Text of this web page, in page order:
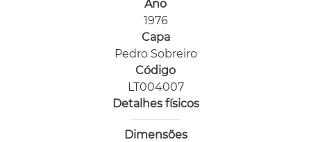
Ano
1976
Capa
Pedro Sobreiro
Código
LT004007
Detalhes físicos
Dimensões